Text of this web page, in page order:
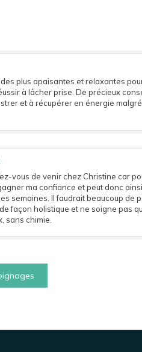
plus apaisantes et relaxantes
à lâcher prise. De précieux
et à récupérer en énergie
vous de venir chez Christine car
ma confiance et peut donc
semaines. Il faudrait beaucoup
façon holistique et ne soigne pas
sans chimie.